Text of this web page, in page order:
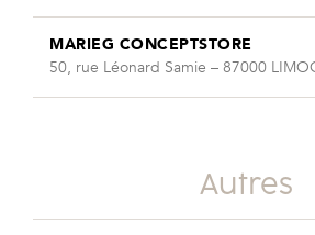
MARIEG CONCEPTSTORE
50, rue Léonard Samie – 87000
Autres